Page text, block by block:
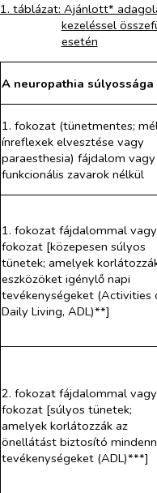
1. táblázat: Ajánlott*
kezeléssel
esetén
A neuropathia súlyossága
1. fokozat (tünetmentes;
ínreflexek elvesztése vagy
paraesthesia) fájdalom vagy
funkcionális zavarok nélkül
1. fokozat fájdalommal
fokozat [közepesen súlyos
tünetek; amelyek
eszközöket igénylő napi
tevékenységeket (Activities
Daily Living, ADL)**]
2. fokozat fájdalommal
fokozat [súlyos tünetek;
amelyek korlátozzák az
önellátást biztosító
tevékenységeket (ADL)***]